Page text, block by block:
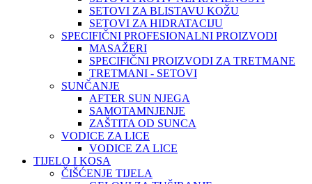
SETOVI ZA BLISTAVU KOŽU
SETOVI ZA HIDRATACIJU
SPECIFIČNI PROFESIONALNI PROIZVODI
MASAŽERI
SPECIFIČNI PROIZVODI ZA TRETMANE
TRETMANI - SETOVI
SUNČANJE
AFTER SUN NJEGA
SAMOTAMNJENJE
ZAŠTITA OD SUNCA
VODICE ZA LICE
VODICE ZA LICE
TIJELO I KOSA
ČIŠĆENJE TIJELA